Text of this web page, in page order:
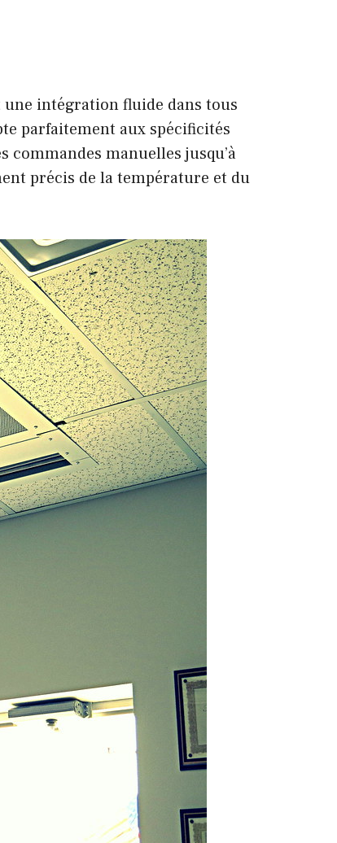
intégration fluide dans tous
parfaitement aux spécificités
manuelles jusqu’à
précis de la température et du